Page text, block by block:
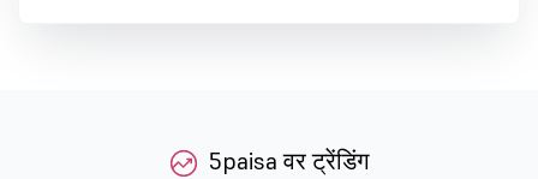
5paisa वर ट्रेंडिंग